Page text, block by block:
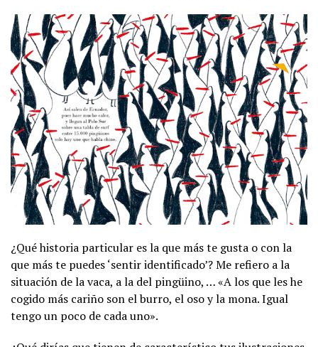
¿Qué historia particular es la que más te gusta o con la
que más te puedes ‘sentir identificado’? Me refiero a la
situación de la vaca, a la del pingüino, … «A los que les he
cogido más cariño son el burro, el oso y la mona. Igual
tengo un poco de cada uno».